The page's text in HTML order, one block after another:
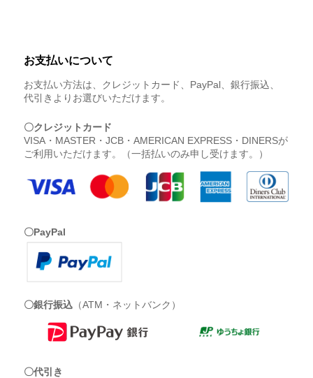
お支払いについて
お支払い方法は、クレジットカード、PayPal、銀行振込、
代引きよりお選びいただけます。
〇クレジットカード
VISA・MASTER・JCB・AMERICAN EXPRESS・DINERSが
ご利用いただけます。（一括払いのみ申し受けます。）
〇PayPal
〇銀行振込 （ATM・ネットバンク）
〇代引き